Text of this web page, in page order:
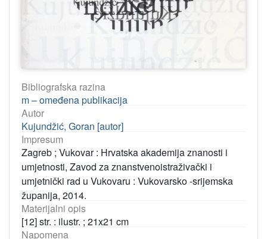
Bibliografska razina
m – omeđena publikacija
Autor
Kujundžić, Goran [autor]
Impresum
Zagreb ; Vukovar : Hrvatska akademija znanosti i
umjetnosti, Zavod za znanstvenoistraživački i
umjetnički rad u Vukovaru : Vukovarsko -srijemska
županija, 2014.
Materijalni opis
[12] str. : ilustr. ; 21x21 cm
Napomena